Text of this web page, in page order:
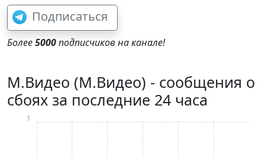
Подписаться
Более5000подписчиков на канале!
М.Видео (М.Видео) - сообщения о
сбоях за последние 24 часа
1